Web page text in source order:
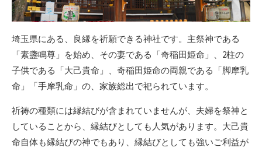
埼玉県にある、良縁を祈願できる神社です。主祭神である
「素盞鳴尊」を始め、その妻である「奇稲田姫命」、2柱の
子供である「大己貴命」、奇稲田姫命の両親である「脚摩乳
命」「手摩乳命」の、家族総出で祀られています。
祈祷の種類には縁結びが含まれていませんが、夫婦を祭神と
していることから、縁結びとしても人気があります。大己貴
命自体も縁結びの神でもあり、縁結びとしても強いご利益が